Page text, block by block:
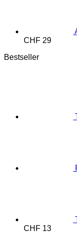
CHF 29
Bestseller
CHF 13